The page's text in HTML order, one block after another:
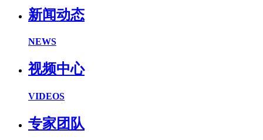
新闻动态
NEWS
视频中心
VIDEOS
专家团队